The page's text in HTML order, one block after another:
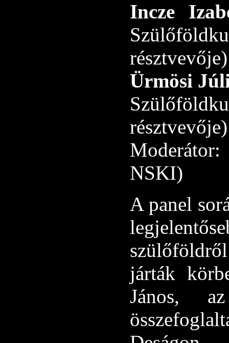
Incze
résztvevője)
Ürmösi
résztvevője)
Moderátor:
NSKI)
A panel
járták
János,